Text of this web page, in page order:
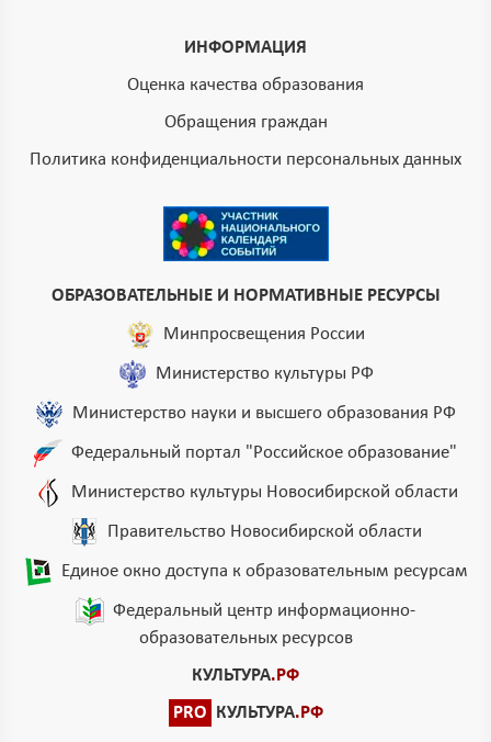
ИНФОРМАЦИЯ
Оценка качества образования
Обращения граждан
Политика конфиденциальности персональных данных
ОБРАЗОВАТЕЛЬНЫЕ И НОРМАТИВНЫЕ РЕСУРСЫ
Минпросвещения России
Министерство культуры РФ
Министерство науки и высшего образования РФ
Федеральный портал "Российское образование"
Министерство культуры Новосибирской области
Правительство Новосибирской области
Единое окно доступа к образовательным ресурсам
Федеральный центр информационно-
образовательных ресурсов
КУЛЬТУРА.РФ
PRO КУЛЬТУРА.РФ